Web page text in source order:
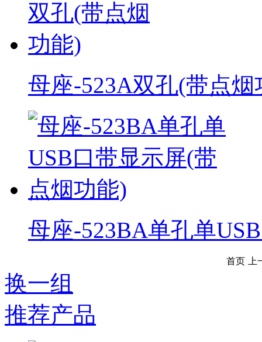
母座-523A双孔(带点烟
母座-523BA单孔单
首页
换一组
推荐产品